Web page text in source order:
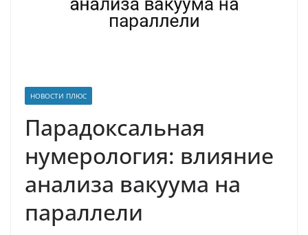
НОВОСТИ ПЛЮС
Парадоксальная
нумерология: влияние
анализа вакуума на
параллели